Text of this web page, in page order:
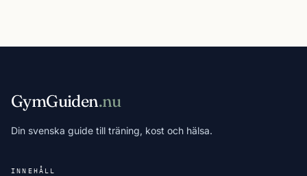
GymGuiden.nu
Din svenska guide till träning, kost och hälsa.
INNEHÅLL